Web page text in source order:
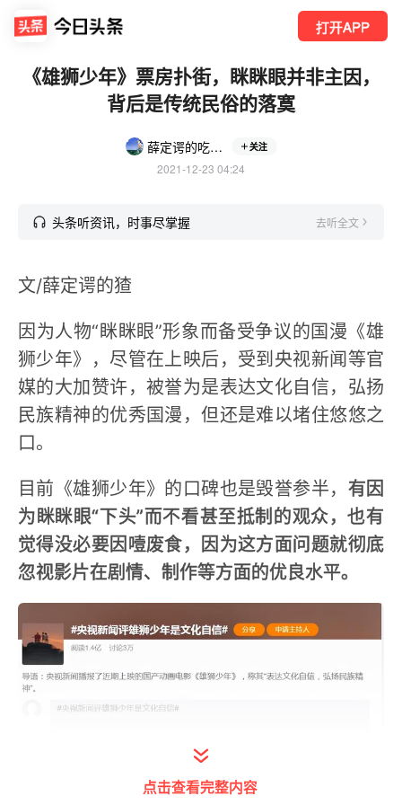
打开APP
《雄狮少年》票房扑街，眯眯眼并非主因，
背后是传统民俗的落寞
薛定谔的吃瓜猹 关注
2021-12-23 04:24
头条听资讯，时事尽掌握 去听全文
文/薛定谔的猹
因为人物“眯眯眼”形象而备受争议的国漫《雄
狮少年》，尽管在上映后，受到央视新闻等官
媒的大加赞许，被誉为是表达文化自信，弘扬
民族精神的优秀国漫，但还是难以堵住悠悠之
口。
目前《雄狮少年》的口碑也是毁誉参半， 有因
为眯眯眼“下头”而不看甚至抵制的观众，也有
觉得没必要因噎废食，因为这方面问题就彻底
忽视影片在剧情、制作等方面的优良水平。
打开今日头条查看图片详情
点击查看完整内容